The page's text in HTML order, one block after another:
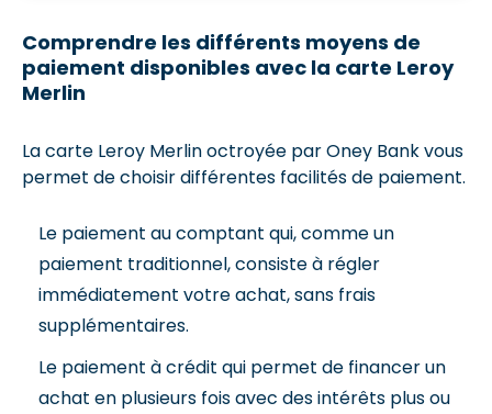
Comprendre les différents moyens de
paiement disponibles avec la carte Leroy
Merlin
La carte Leroy Merlin octroyée par Oney Bank vous
permet de choisir différentes facilités de paiement.
Le paiement au comptant qui, comme un
paiement traditionnel, consiste à régler
immédiatement votre achat, sans frais
supplémentaires.
Le paiement à crédit qui permet de financer un
achat en plusieurs fois avec des intérêts plus ou